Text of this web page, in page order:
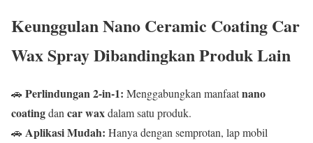
Keunggulan Nano Ceramic Coating Car
Wax Spray Dibandingkan Produk Lain
🚗 Perlindungan 2-in-1: Menggabungkan manfaatnano
coatingdan car waxdalam satu produk.
🚗 Aplikasi Mudah: Hanya dengan semprotan, lap mobil